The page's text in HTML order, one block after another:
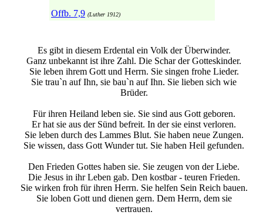
Offb. 7,9 (Luther 1912)
Es gibt in diesem Erdental ein Volk der Überwinder.
Ganz unbekannt ist ihre Zahl. Die Schar der Gotteskinder.
Sie leben ihrem Gott und Herrn. Sie singen frohe Lieder.
Sie trau`n auf Ihn, sie bau`n auf Ihn. Sie lieben sich wie
Brüder.
Für ihren Heiland leben sie. Sie sind aus Gott geboren.
Er hat sie aus der Sünd befreit. In der sie einst verloren.
Sie leben durch des Lammes Blut. Sie haben neue Zungen.
Sie wissen, dass Gott Wunder tut. Sie haben Heil gefunden.
Den Frieden Gottes haben sie. Sie zeugen von der Liebe.
Die Jesus in ihr Leben gab. Den kostbar - teuren Frieden.
Sie wirken froh für ihren Herrn. Sie helfen Sein Reich bauen.
Sie loben Gott und dienen gern. Dem Herrn, dem sie
vertrauen.